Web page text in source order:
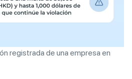
registrada de una empresa en